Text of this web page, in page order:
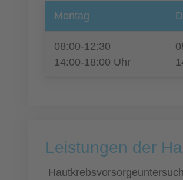
Montag
08:00-12:30
14:00-18:00 Uhr
Leistungen der